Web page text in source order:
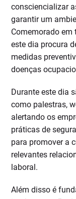
consciencializar
garantir um
Comemorado
este dia procura
medidas
doenças
Durante este dia
como palestras,
alertando os
práticas de
para promover a
relevantes
laboral.
Além disso é